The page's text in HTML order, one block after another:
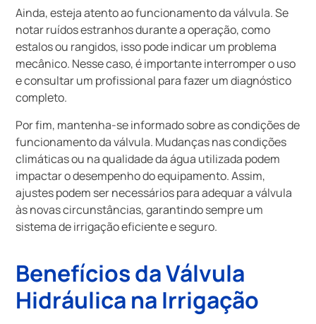
Ainda, esteja atento ao funcionamento da válvula. Se
notar ruídos estranhos durante a operação, como
estalos ou rangidos, isso pode indicar um problema
mecânico. Nesse caso, é importante interromper o uso
e consultar um profissional para fazer um diagnóstico
completo.
Por fim, mantenha-se informado sobre as condições de
funcionamento da válvula. Mudanças nas condições
climáticas ou na qualidade da água utilizada podem
impactar o desempenho do equipamento. Assim,
ajustes podem ser necessários para adequar a válvula
às novas circunstâncias, garantindo sempre um
sistema de irrigação eficiente e seguro.
Benefícios da Válvula
Hidráulica na Irrigação